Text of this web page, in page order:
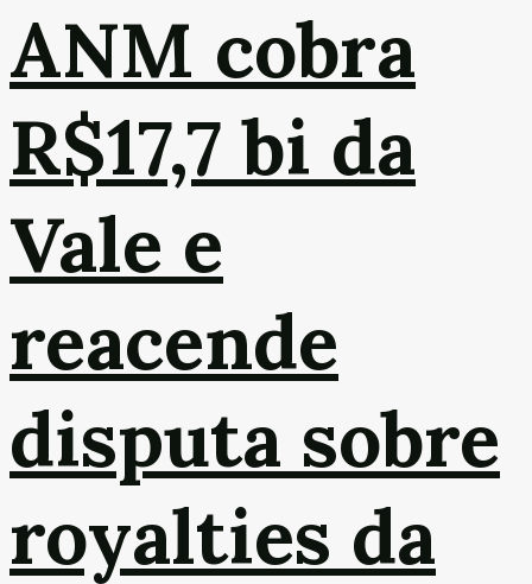
ANM cobra
R$17,7 bi da
Vale e
reacende
disputa sobre
royalties da